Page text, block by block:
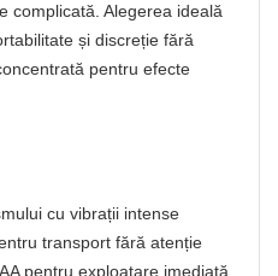
Alegerea ideală
și discreție fără
pentru efecte
cu vibrații intense
transport fără atenție
pentru exploatare imediată